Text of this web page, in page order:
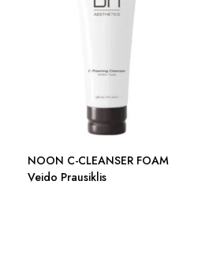
NOON C-CLEANSER FOAM
Veido Prausiklis